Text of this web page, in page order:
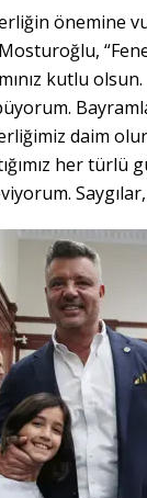
önemine
kutlu
daim
her türlü